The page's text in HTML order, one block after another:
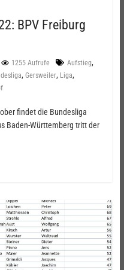
BPV Freiburg
1255 Aufrufe Aufstieg,
, Gersweiler, Liga,
findet die Bundesliga
Baden-Württemberg tritt der